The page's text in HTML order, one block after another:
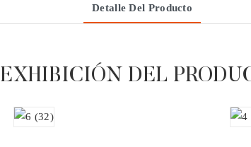
Detalle Del Producto
EXHIBICIÓN DEL